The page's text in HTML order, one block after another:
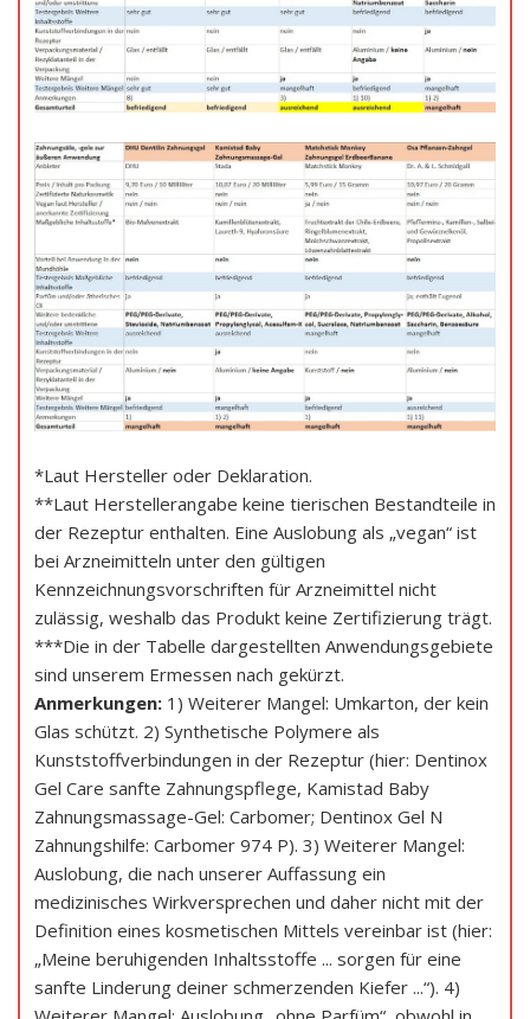
*Laut Hersteller oder Deklaration.
**Laut Herstellerangabe keine tierischen Bestandteile in
der Rezeptur enthalten. Eine Auslobung als „vegan“ ist
bei Arzneimitteln unter den gültigen
Kennzeichnungsvorschriften für Arzneimittel nicht
zulässig, weshalb das Produkt keine Zertifizierung trägt.
***Die in der Tabelle dargestellten Anwendungsgebiete
sind unserem Ermessen nach gekürzt.
Anmerkungen: 1) Weiterer Mangel: Umkarton, der kein
Glas schützt. 2) Synthetische Polymere als
Kunststoffverbindungen in der Rezeptur (hier: Dentinox
Gel Care sanfte Zahnungspflege, Kamistad Baby
Zahnungsmassage-Gel: Carbomer; Dentinox Gel N
Zahnungshilfe: Carbomer 974 P). 3) Weiterer Mangel:
Auslobung, die nach unserer Auffassung ein
medizinisches Wirkversprechen und daher nicht mit der
Definition eines kosmetischen Mittels vereinbar ist (hier:
„Meine beruhigenden Inhaltsstoffe ... sorgen für eine
sanfte Linderung deiner schmerzenden Kiefer ...“). 4)